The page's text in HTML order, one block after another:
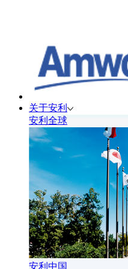
关于安利
安利全球
安利中国